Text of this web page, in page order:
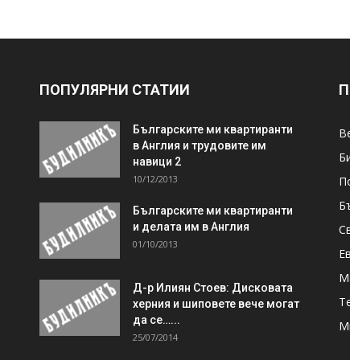
ПОПУЛЯРНИ СТАТИИ
Българските ми квартиранти
в Англия и трудовите им
навици 2
10/12/2013
Българските ми квартиранти
и делата им в Англия
01/10/2013
Д-р Илиян Стоев: Дисковата
херния и шиповете вече могат
да се…...
25/07/2014